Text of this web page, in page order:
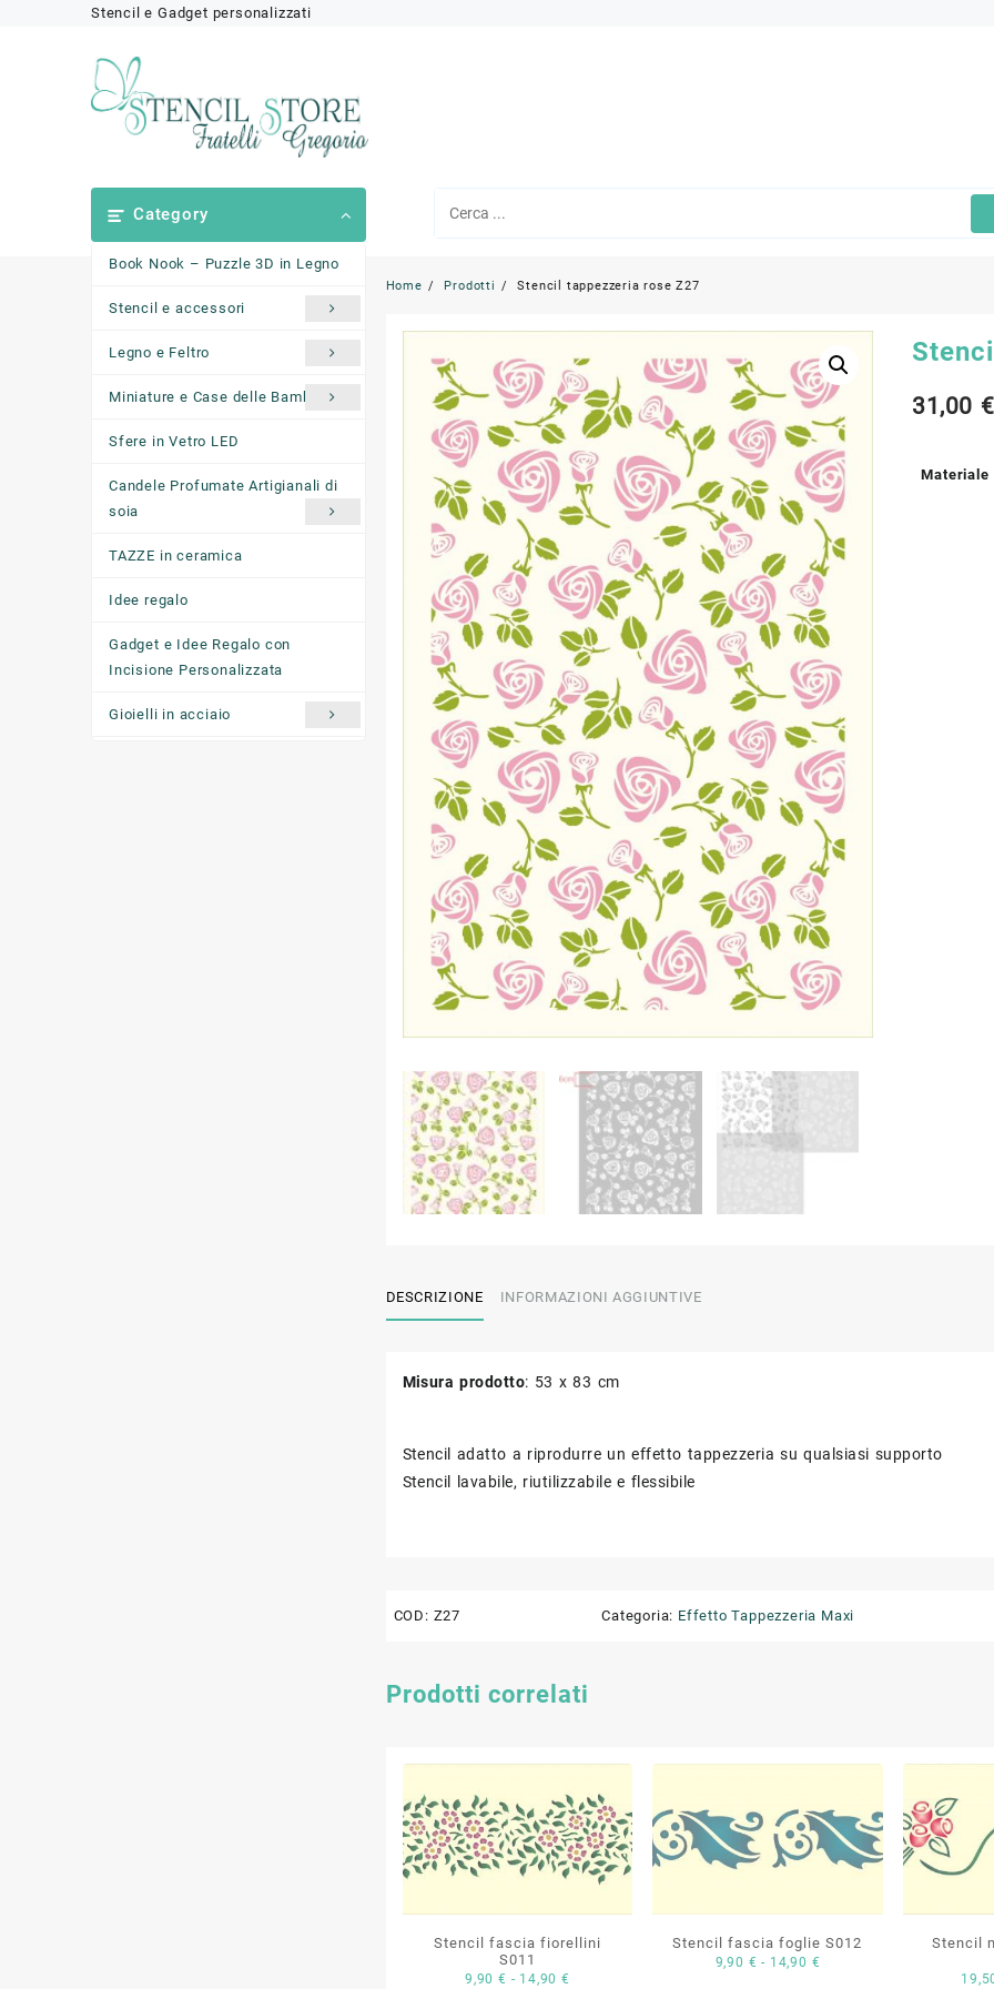
Stencil e Gadget personalizzati
Category
Book Nook – Puzzle 3D in Legno
Stencil e accessori
Legno e Feltro
Miniature e Case delle Bambole
Sfere in Vetro LED
Candele Profumate Artigianali di
soia
TAZZE in ceramica
Idee regalo
Gadget e Idee Regalo con
Incisione Personalizzata
Gioielli in acciaio
Home Prodotti Stencil tappezzeria rose Z27
31,00 €
Materiale
DESCRIZIONE INFORMAZIONI AGGIUNTIVE
Misura prodotto: 53 x 83 cm
Stencil adatto a riprodurre un effetto tappezzeria su qualsiasi supporto
Stencil lavabile, riutilizzabile e flessibile
COD: Z27 Categoria: Effetto Tappezzeria Maxi
Prodotti correlati
Stencil fascia fiorellini
S011
9,90 € - 14,90€
Stencil fascia foglie S012
9,90 € - 14,90 €
Stencil